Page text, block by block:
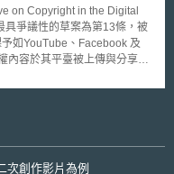
商標局（USPTO）亦在2021
和專利申請案數量可能源自政
府補貼為刺激商標與專利申請
素的商標及專利申請案件可能
專利申請，其中104萬件為
是服裝（8.1%）以及包裝和
分，中國大陸智財當局於
indications）部
營業秘密；約14%的受訪者表
密。並且，針對營業秘密的具
有相關管制措施。 2.教育
職員工，但在既有離職面談中
不到一半（47%）的受訪企業
企業不確定是否有做。 綜
on Copyright in the Digital
爭議性的草案為第13條，被
如YouTube、Facebook 及
容於其平臺被上傳與分享之
監督與審查，因此又被稱為
輕微改作的圖片、影片或文本
次創作影片為例